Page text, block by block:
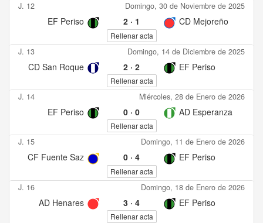
J. 12 Domingo, 30 de Noviembre de 2025
EF Periso 2· 1 CD Mejoreño
Rellenar acta
J. 13 Domingo, 14 de Diciembre de 2025
CD San Roque 2· 2 EF Periso
Rellenar acta
J. 14 Miércoles, 28 de Enero de 2026
EF Periso 0· 0 AD Esperanza
Rellenar acta
J. 15 Domingo, 11 de Enero de 2026
CF Fuente Saz 0· 4 EF Periso
Rellenar acta
J. 16 Domingo, 18 de Enero de 2026
AD Henares 3· 4 EF Periso
Rellenar acta